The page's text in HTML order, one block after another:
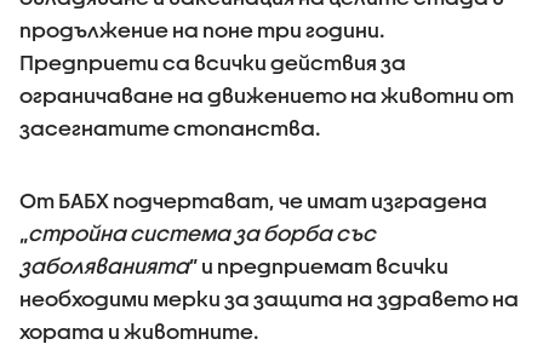
продължение на поне три години.
Предприети са всички действия за
ограничаване на движението на животни от
засегнатите стопанства.
От БАБХ подчертават, че имат изградена
„стройна система за борба със
заболяванията” и предприемат всички
необходими мерки за защита на здравето на
хората и животните.